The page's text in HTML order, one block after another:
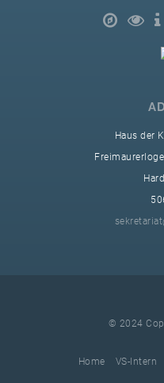
Haus der
© 2024
Home VS-Intern